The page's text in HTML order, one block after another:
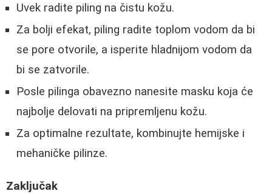
Uvek radite piling na čistu kožu.
Za bolji efekat, piling radite toplom vodom da bi
se pore otvorile, a isperite hladnijom vodom da
bi se zatvorile.
Posle pilinga obavezno nanesite masku koja će
najbolje delovati na pripremljenu kožu.
Za optimalne rezultate, kombinujte hemijske i
mehaničke pilinze.
Zaključak